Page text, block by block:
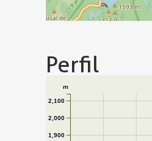
Perfil
1,900
2,000
2,100
m